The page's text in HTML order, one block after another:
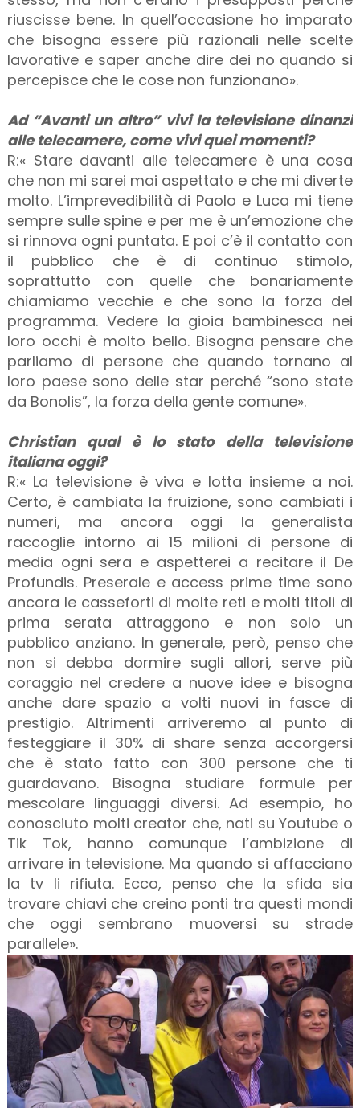
riuscisse bene. In quell’occasione ho imparato
che bisogna essere più razionali nelle scelte
lavorative e saper anche dire dei no quando si
percepisce che le cose non funzionano».
Ad “Avanti un altro” vivi la televisione dinanzi
alle telecamere, come vivi quei momenti?
R:« Stare davanti alle telecamere è una cosa
che non mi sarei mai aspettato e che mi diverte
molto. L’imprevedibilità di Paolo e Luca mi tiene
sempre sulle spine e per me è un’emozione che
si rinnova ogni puntata. E poi c’è il contatto con
il pubblico che è di continuo stimolo,
soprattutto con quelle che bonariamente
chiamiamo vecchie e che sono la forza del
programma. Vedere la gioia bambinesca nei
loro occhi è molto bello. Bisogna pensare che
parliamo di persone che quando tornano al
loro paese sono delle star perché “sono state
da Bonolis”, la forza della gente comune».
Christian qual è lo stato della televisione
italiana oggi?
R:« La televisione è viva e lotta insieme a noi.
Certo, è cambiata la fruizione, sono cambiati i
numeri, ma ancora oggi la generalista
raccoglie intorno ai 15 milioni di persone di
media ogni sera e aspetterei a recitare il De
Profundis. Preserale e access prime time sono
ancora le casseforti di molte reti e molti titoli di
prima serata attraggono e non solo un
pubblico anziano. In generale, però, penso che
non si debba dormire sugli allori, serve più
coraggio nel credere a nuove idee e bisogna
anche dare spazio a volti nuovi in fasce di
prestigio. Altrimenti arriveremo al punto di
festeggiare il 30% di share senza accorgersi
che è stato fatto con 300 persone che ti
guardavano. Bisogna studiare formule per
mescolare linguaggi diversi. Ad esempio, ho
conosciuto molti creator che, nati su Youtube o
Tik Tok, hanno comunque l’ambizione di
arrivare in televisione. Ma quando si affacciano
la tv li rifiuta. Ecco, penso che la sfida sia
trovare chiavi che creino ponti tra questi mondi
che oggi sembrano muoversi su strade
parallele».